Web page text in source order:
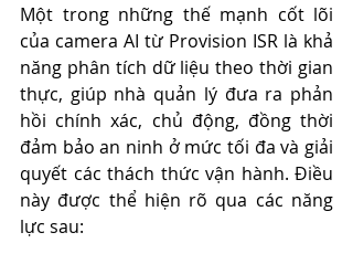
Một trong những thế mạnh cốt lõi
của camera AI từ Provision ISR là khả
năng phân tích dữ liệu theo thời gian
thực, giúp nhà quản lý đưa ra phản
hồi chính xác, chủ động, đồng thời
đảm bảo an ninh ở mức tối đa và giải
quyết các thách thức vận hành. Điều
này được thể hiện rõ qua các năng
lực sau: